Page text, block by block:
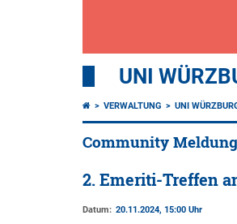
UNI
VERWALTUNG UNI
Community Meldung
2. Emeriti-Treffen
Datum: 20.11.2024, 15:00 Uhr